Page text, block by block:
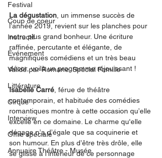
Festival
Coup de coeur
Instructif
Événement
Validé par Romane. Spécial Famille
Littérature
Cirque
Interview
Offre spéciale
Annuaire Théâtre - Musée
La dégustation , un immense succès de
l’année 2019, revient sur les planches pour
notre plus grand bonheur. Une écriture
raffinée, percutante et élégante, de
magnifiques comédiens et un très beau
décor, voilà un programme réjouissant !
Isabelle Carré , férue de théâtre
contemporain, et habituée des comédies
romantiques montre à cette occasion qu’elle
excelle en ce domaine. Le charme qu'elle
dégage n’a d’égale que sa coquinerie et
son humour. En plus d’être très drôle, elle
se glisse à l'intérieur de ce personnage